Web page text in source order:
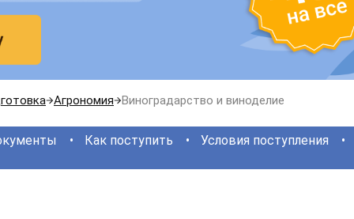
Агрономия Виноградарство и виноделие
Как поступить
Условия поступления